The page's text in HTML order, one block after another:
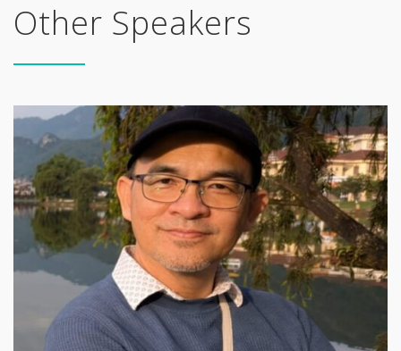
Other Speakers